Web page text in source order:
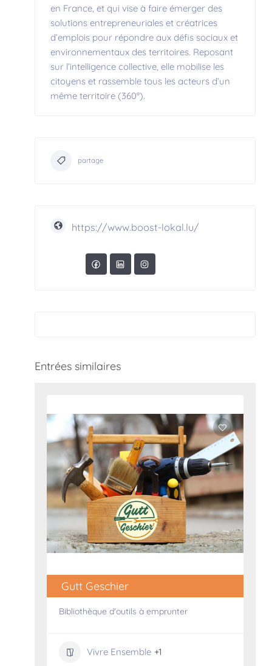
en France, et qui vise à faire émerger des
solutions entrepreneuriales et créatrices
d’emplois pour répondre aux défis sociaux et
environnementaux des territoires. Reposant
sur l’intelligence collective, elle mobilise les
citoyens et rassemble tous les acteurs d’un
même territoire (360°).
partage
https://www.boost-lokal.lu/
Entrées similaires
Gutt Geschier
Bibliothèque d'outils à emprunter
Vivre Ensemble +1